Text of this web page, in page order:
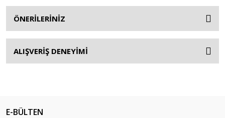
ÖNERİLERİNİZ
ALIŞVERİŞ DENEYİMİ
E-BÜLTEN